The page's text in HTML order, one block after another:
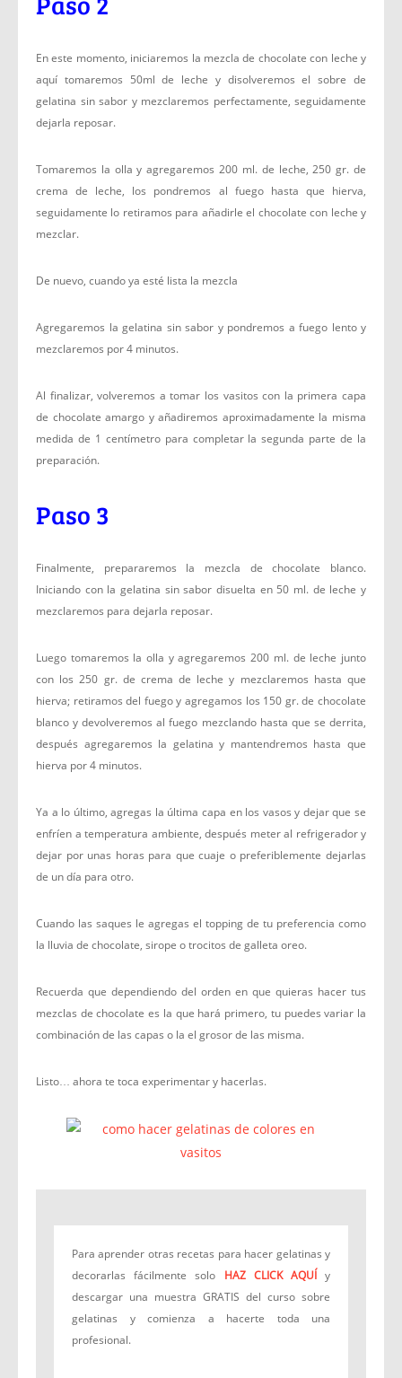
En este momento, iniciaremos la mezcla de chocolate con leche y
aquí tomaremos 50ml de leche y disolveremos el sobre de
gelatina sin sabor y mezclaremos perfectamente, seguidamente
dejarla reposar.
Tomaremos la olla y agregaremos 200 ml. de leche, 250 gr. de
crema de leche, los pondremos al fuego hasta que hierva,
seguidamente lo retiramos para añadirle el chocolate con leche y
mezclar.
De nuevo, cuando ya esté lista la mezcla
Agregaremos la gelatina sin sabor y pondremos a fuego lento y
mezclaremos por 4 minutos.
Al finalizar, volveremos a tomar los vasitos con la primera capa
de chocolate amargo y añadiremos aproximadamente la misma
medida de 1 centímetro para completar la segunda parte de la
preparación.
Paso 3
Finalmente, prepararemos la mezcla de chocolate blanco.
Iniciando con la gelatina sin sabor disuelta en 50 ml. de leche y
mezclaremos para dejarla reposar.
Luego tomaremos la olla y agregaremos 200 ml. de leche junto
con los 250 gr. de crema de leche y mezclaremos hasta que
hierva; retiramos del fuego y agregamos los 150 gr. de chocolate
blanco y devolveremos al fuego mezclando hasta que se derrita,
después agregaremos la gelatina y mantendremos hasta que
hierva por 4 minutos.
Ya a lo último, agregas la última capa en los vasos y dejar que se
enfríen a temperatura ambiente, después meter al refrigerador y
dejar por unas horas para que cuaje o preferiblemente dejarlas
de un día para otro.
Cuando las saques le agregas el topping de tu preferencia como
la lluvia de chocolate, sirope o trocitos de galleta oreo.
Recuerda que dependiendo del orden en que quieras hacer tus
mezclas de chocolate es la que hará primero, tu puedes variar la
combinación de las capas o la el grosor de las misma.
Listo… ahora te toca experimentar y hacerlas.
Para aprender otras recetas para hacer gelatinas y
decorarlas fácilmente solo HAZ CLICK AQUÍy
descargar una muestra GRATIS del curso sobre
gelatinas y comienza a hacerte toda una
profesional.